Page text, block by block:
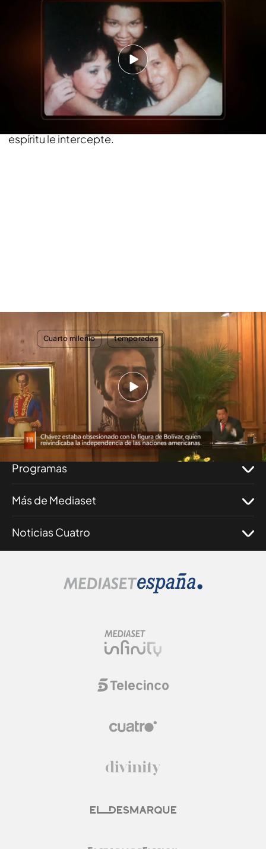
David Placer relata las sesiones de espiritismo
que Chávez llevaba a cabo en la cárcel
David Placer ha contado cómo eran las sesiones
de espiritismo que Hugo Chávez llevaba a cabo en
la cárcel. Entre ellas destaca una sesión para
decidir quién iba a ser el candidato, sesión en la
que él mismo se ofrece como materia para que el
espíritu le intercepte.
TEMAS Cuarto milenio temporadas
Nosotros
Corporativo
Programas
Más de Mediaset
Noticias Cuatro